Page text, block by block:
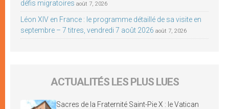
défis migratoires août 7, 2026
Léon XIV en France : le programme détaillé de sa visite en
septembre – 7 titres, vendredi 7 août 2026 août 7, 2026
ACTUALITÉS LES PLUS LUES
Sacres de la Fraternité Saint-Pie X : le Vatican